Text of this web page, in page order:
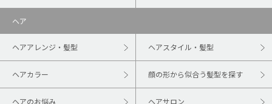
ヘア
ヘアアレンジ・髪型 ヘアスタイル・髪型
ヘアカラー 顔の形から似合う髪型を探す
ヘアのお悩み ヘアサロン